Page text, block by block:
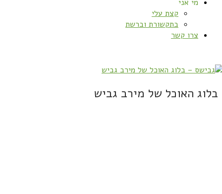
מי אני
קצת עלי
בתקשורת וברשת
צרו קשר
בלוג האוכל של מירב גביש